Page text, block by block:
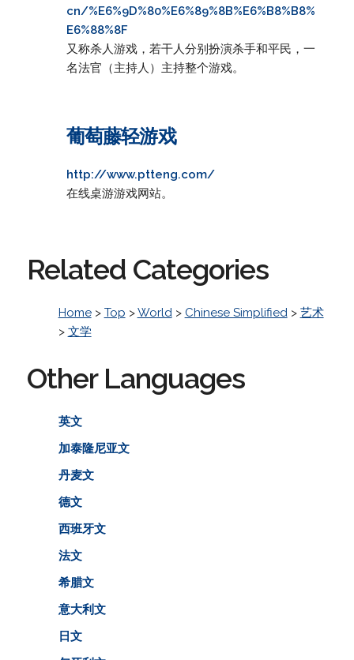
cn/%E6%9D%80%E6%89%8B%E6%B8%B8%
E6%88%8F
又称杀人游戏，若干人分别扮演杀手和平民，一
名法官（主持人）主持整个游戏。
葡萄藤轻游戏
http://www.ptteng.com/
在线桌游游戏网站。
Related Categories
Home> Top >World> Chinese Simplified> 艺术
> 文学
Other Languages
英文
加泰隆尼亚文
丹麦文
德文
西班牙文
法文
希腊文
意大利文
日文